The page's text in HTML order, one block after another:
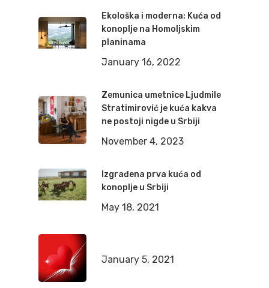
Ekološka i moderna: Kuća od
konoplje na Homoljskim
planinama
January 16, 2022
Zemunica umetnice Ljudmile
Stratimirović je kuća kakva
ne postoji nigde u Srbiji
November 4, 2023
Izgrađena prva kuća od
konoplje u Srbiji
May 18, 2021
January 5, 2021